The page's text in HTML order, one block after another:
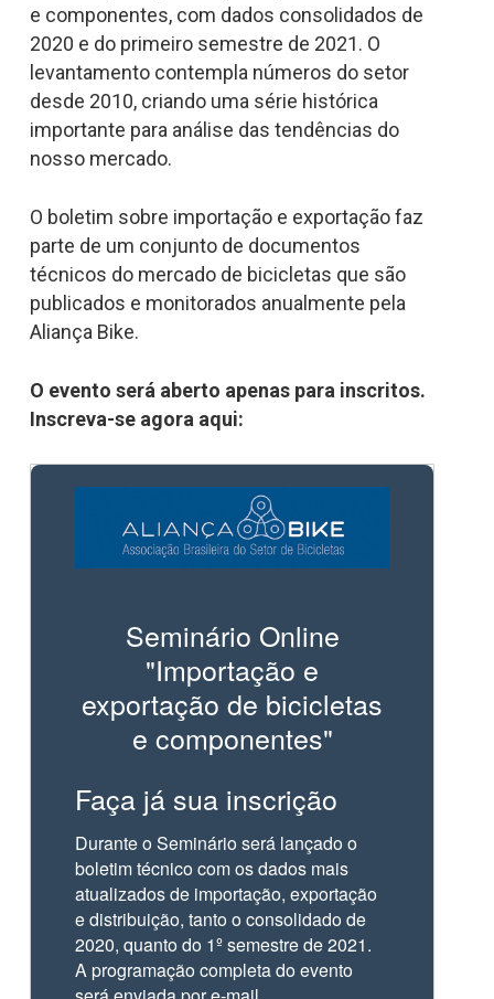
e componentes, com dados consolidados de
2020 e do primeiro semestre de 2021. O
levantamento contempla números do setor
desde 2010, criando uma série histórica
importante para análise das tendências do
nosso mercado.
O boletim sobre importação e exportação faz
parte de um conjunto de documentos
técnicos do mercado de bicicletas que são
publicados e monitorados anualmente pela
Aliança Bike.
O evento será aberto apenas para inscritos.
Inscreva-se agora aqui: